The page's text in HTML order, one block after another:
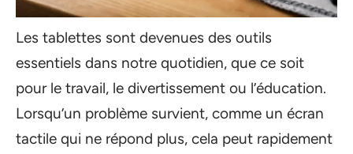
Les tablettes sont devenues des outils
essentiels dans notre quotidien, que ce soit
pour le travail, le divertissement ou l’éducation.
Lorsqu’un problème survient, comme un écran
tactile qui ne répond plus, cela peut rapidement